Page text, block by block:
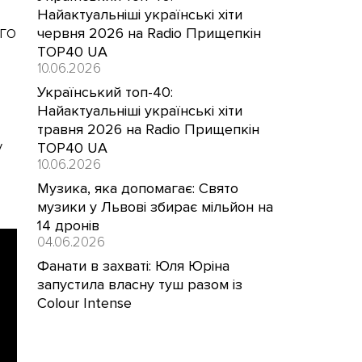
Найактуальніші українські хіти
червня 2026 на Radio Прищепкін
TOP40 UA
10.06.2026
Український топ-40:
Найактуальніші українські хіти
травня 2026 на Radio Прищепкін
TOP40 UA
10.06.2026
Музика, яка допомагає: Свято
музики у Львові збирає мільйон на
14 дронів
04.06.2026
Фанати в захваті: Юля Юріна
запустила власну туш разом із
Colour Intense